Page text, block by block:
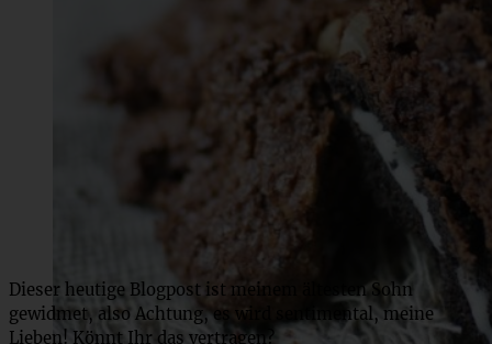
Dieser heutige Blogpost ist meinem ältesten Sohn
gewidmet, also Achtung, es wird sentimental, meine
Lieben! Könnt Ihr das vertragen?